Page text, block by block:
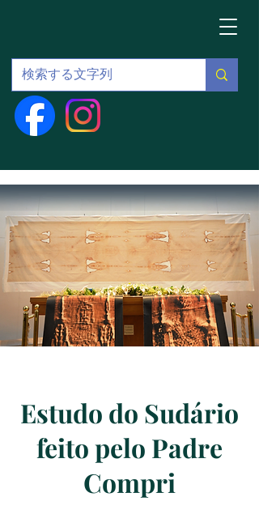
Estudo do Sudário
feito pelo Padre
Compri